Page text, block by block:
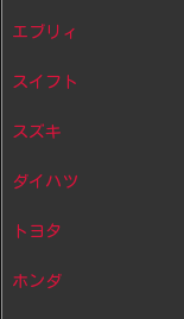
エブリィ
スイフト
スズキ
ダイハツ
トヨタ
ホンダ